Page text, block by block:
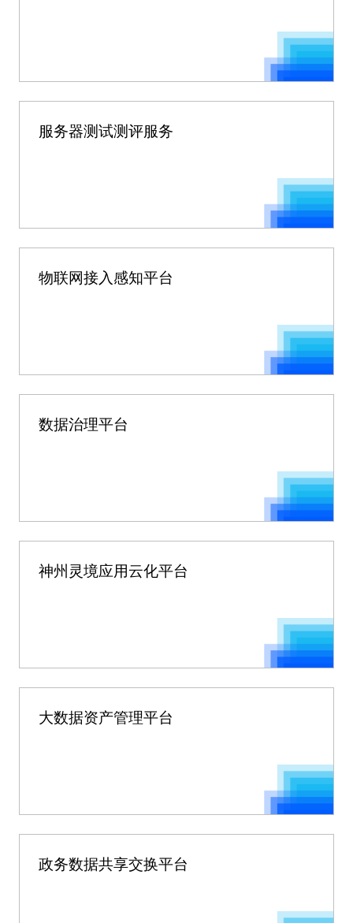
服务器测试测评服务
物联网接入感知平台
数据治理平台
神州灵境应用云化平台
大数据资产管理平台
政务数据共享交换平台